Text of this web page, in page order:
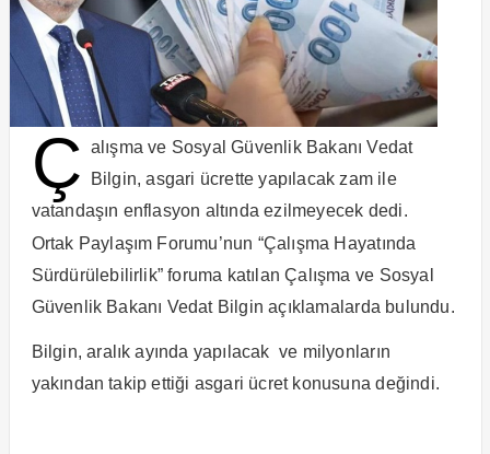
Ç alışma ve Sosyal Güvenlik Bakanı Vedat
Bilgin, asgari ücrette yapılacak zam ile
vatandaşın enflasyon altında ezilmeyecek dedi.
Ortak Paylaşım Forumu’nun “Çalışma Hayatında
Sürdürülebilirlik” foruma katılan Çalışma ve Sosyal
Güvenlik Bakanı Vedat Bilgin açıklamalarda bulundu.
Bilgin, aralık ayında yapılacak ve milyonların
yakından takip ettiği asgari ücret konusuna değindi.